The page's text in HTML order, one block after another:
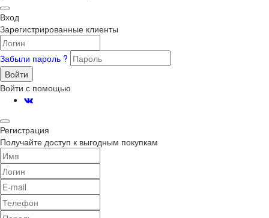
Вход
Зарегистрированные клиенты
Забыли пароль ?
Войти
Войти с помощью
Регистрация
Получайте доступ к выгодным покупкам